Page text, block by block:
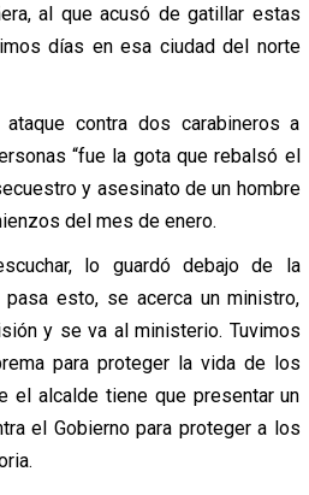
al que acusó de gatillar estas
días en esa ciudad del norte
contra dos carabineros a
“fue la gota que rebalsó el
y asesinato de un hombre
del mes de enero.
lo guardó debajo de la
esto, se acerca un ministro,
y se va al ministerio. Tuvimos
para proteger la vida de los
el alcalde tiene que presentar un
el Gobierno para proteger a los